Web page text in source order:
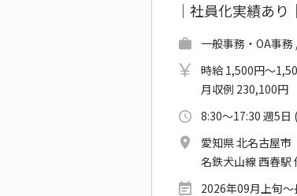
｜社員化実績あ
一般事務・OA事務
時給 1,500円～
月収例 230,100円
8:30～17:30 週5日
愛知県 北名古屋市
名鉄犬山線 西春駅
2026年09月上旬～